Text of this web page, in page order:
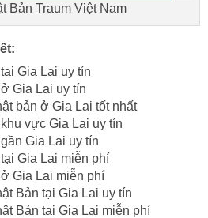
Bản Traum Việt Nam
Gia Lai uy tín
Gia Lai uy tín
bản ở Gia Lai tốt nhất
vực Gia Lai uy tín
Gia Lai uy tín
Gia Lai miễn phí
Gia Lai miễn phí
Bản tại Gia Lai uy tín
Bản tại Gia Lai miễn phí